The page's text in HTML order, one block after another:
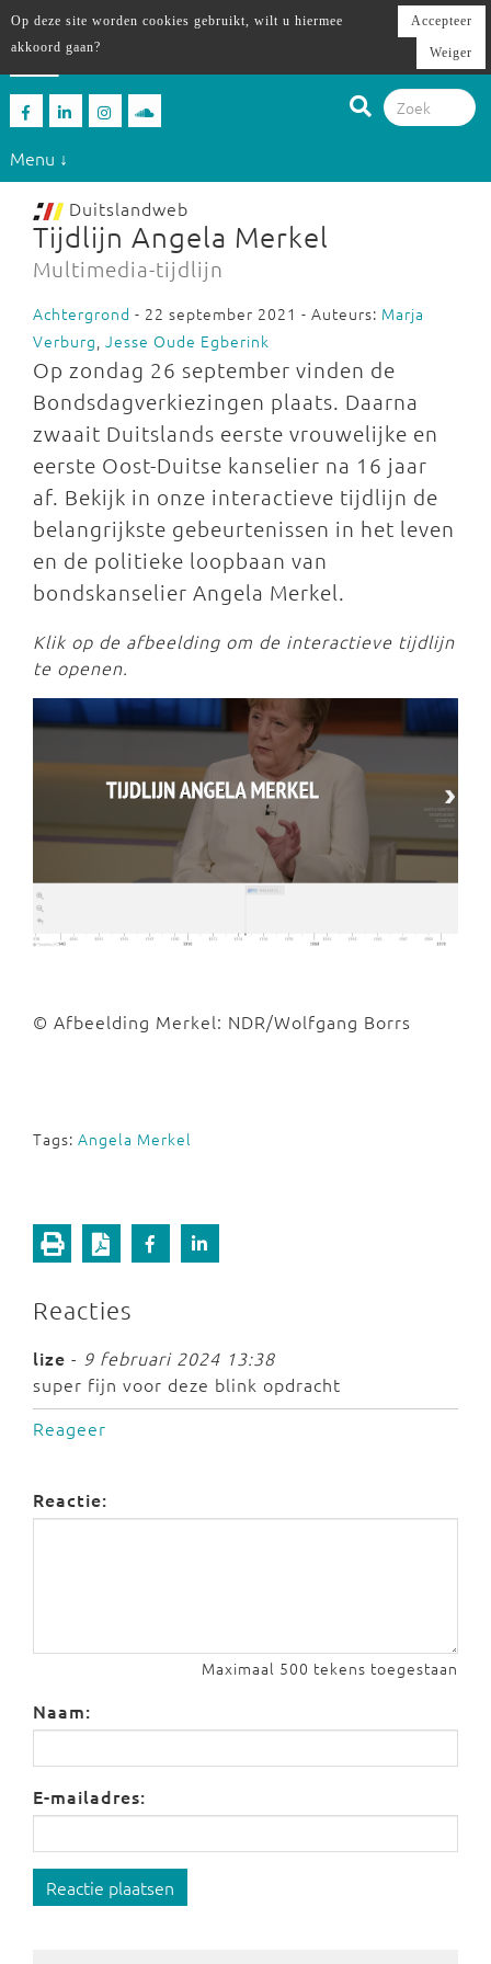
Menu ↓
Duitslandweb
Tijdlijn Angela Merkel
Multimedia-tijdlijn
Achtergrond - 22 september 2021 - Auteurs: Marja
Verburg, Jesse Oude Egberink
Op zondag 26 september vinden de
Bondsdagverkiezingen plaats. Daarna
zwaait Duitslands eerste vrouwelijke en
eerste Oost-Duitse kanselier na 16 jaar
af. Bekijk in onze interactieve tijdlijn de
belangrijkste gebeurtenissen in het leven
en de politieke loopbaan van
bondskanselier Angela Merkel.
Klik op de afbeelding om de interactieve tijdlijn
te openen.
© Afbeelding Merkel: NDR/Wolfgang Borrs
Tags: Angela Merkel
Reacties
lize - 9 februari 2024 13:38
super fijn voor deze blink opdracht
Reageer
Reactie:
Maximaal 500 tekens toegestaan
Naam:
E-mailadres:
Reactie plaatsen
Op deze site worden cookies gebruikt, wilt u hiermee
akkoord gaan?
Accepteer
Weiger